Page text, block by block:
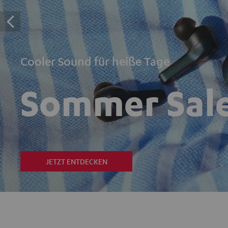
Cooler Sound für heiße Tage
Sommer
JETZT ENTDECKEN